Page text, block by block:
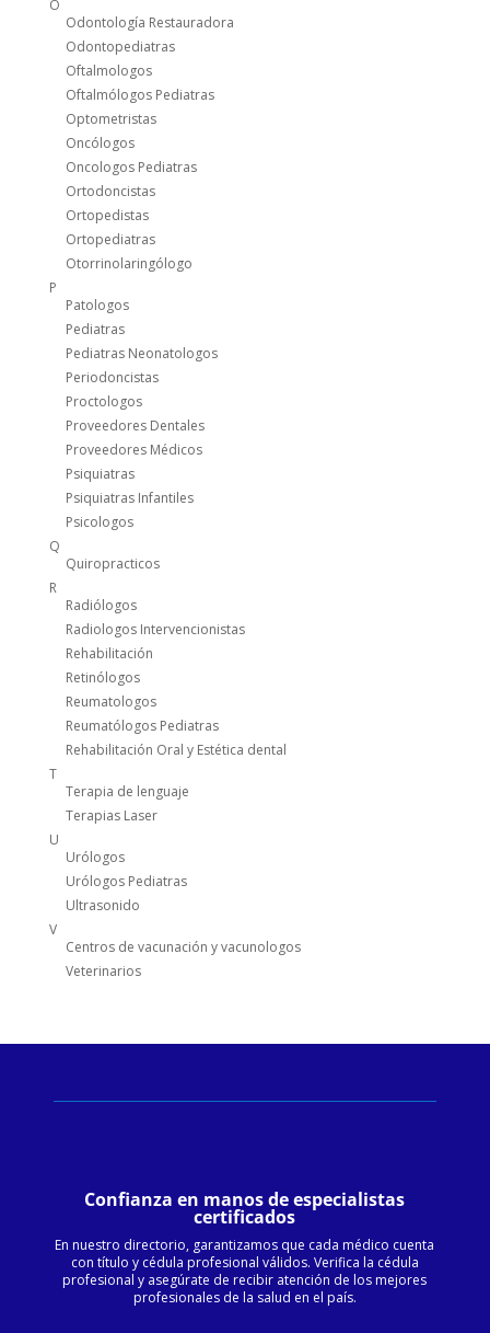
O
Odontología Restauradora
Odontopediatras
Oftalmologos
Oftalmólogos Pediatras
Optometristas
Oncólogos
Oncologos Pediatras
Ortodoncistas
Ortopedistas
Ortopediatras
Otorrinolaringólogo
P
Patologos
Pediatras
Pediatras Neonatologos
Periodoncistas
Proctologos
Proveedores Dentales
Proveedores Médicos
Psiquiatras
Psiquiatras Infantiles
Psicologos
Q
Quiropracticos
R
Radiólogos
Radiologos Intervencionistas
Rehabilitación
Retinólogos
Reumatologos
Reumatólogos Pediatras
Rehabilitación Oral y Estética dental
T
Terapia de lenguaje
Terapias Laser
U
Urólogos
Urólogos Pediatras
Ultrasonido
V
Centros de vacunación y vacunologos
Veterinarios
Confianza en manos de especialistas
certificados
En nuestro directorio, garantizamos que cada médico cuenta
con título y cédula profesional válidos. Verifica la cédula
profesional y asegúrate de recibir atención de los mejores
profesionales de la salud en el país.